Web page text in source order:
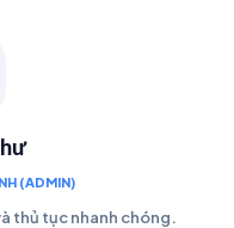
(ADMIN)
thủ tục nhanh chóng.